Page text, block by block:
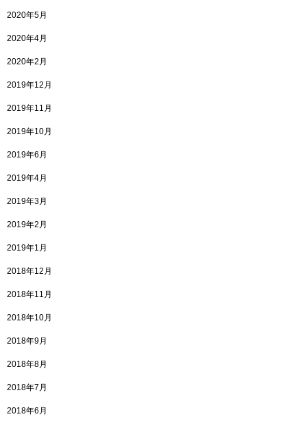
2020年5月
2020年4月
2020年2月
2019年12月
2019年11月
2019年10月
2019年6月
2019年4月
2019年3月
2019年2月
2019年1月
2018年12月
2018年11月
2018年10月
2018年9月
2018年8月
2018年7月
2018年6月